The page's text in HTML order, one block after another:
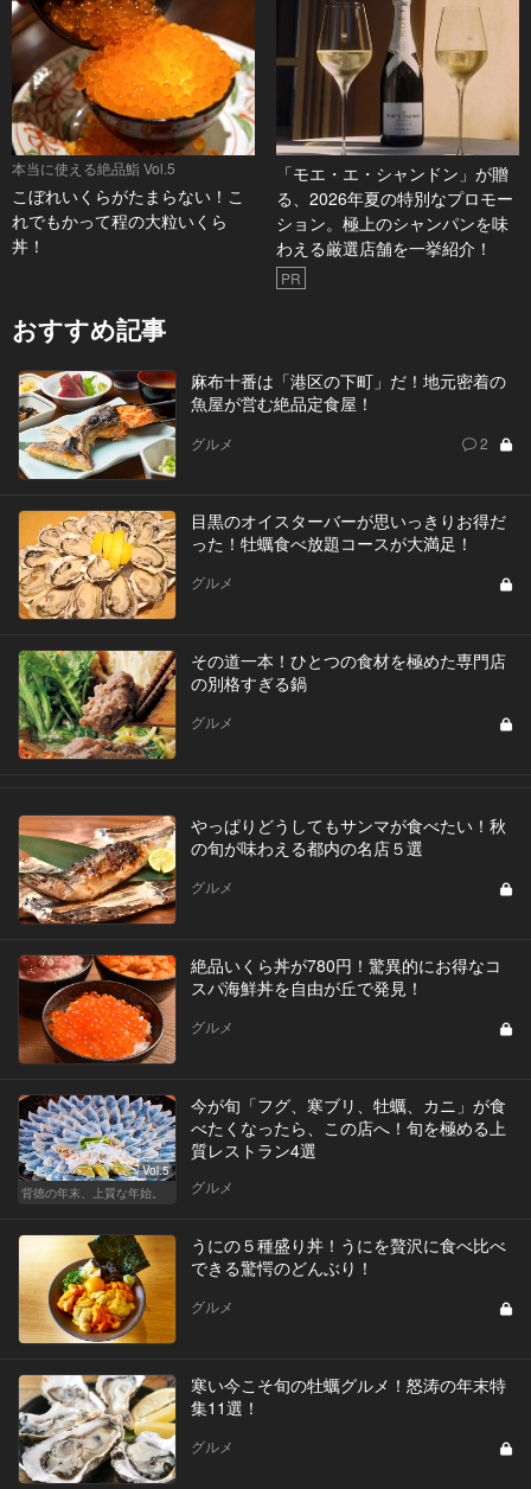
本当に使える絶品鮨 Vol.5
こぼれいくらがたまらない！こ
れでもかって程の大粒いくら
丼！
「モエ・エ・シャンドン」が贈
る、2026年夏の特別なプロモー
ション。極上のシャンパンを味
わえる厳選店舗を一挙紹介！
PR
おすすめ記事
麻布十番は「港区の下町」だ！地元密着の
魚屋が営む絶品定食屋！
グルメ 2
目黒のオイスターバーが思いっきりお得だ
った！牡蠣食べ放題コースが大満足！
グルメ
その道一本！ひとつの食材を極めた専門店
の別格すぎる鍋
グルメ
やっぱりどうしてもサンマが食べたい！秋
の旬が味わえる都内の名店５選
グルメ
絶品いくら丼が780円！驚異的にお得なコ
スパ海鮮丼を自由が丘で発見！
グルメ
Vol.5
背徳の年末、上質な年始。
今が旬「フグ、寒ブリ、牡蠣、カニ」が食
べたくなったら、この店へ！旬を極める上
質レストラン4選
グルメ
うにの５種盛り丼！うにを贅沢に食べ比べ
できる驚愕のどんぶり！
グルメ
寒い今こそ旬の牡蠣グルメ！怒涛の年末特
集11選！
グルメ